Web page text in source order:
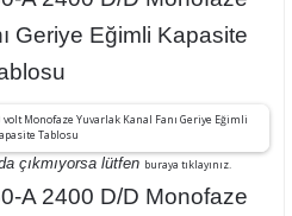
Geriye Eğimli Kapasite
çıkmıyorsa lütfen buraya tıklayınız.
A 2400 D/D Monofaze